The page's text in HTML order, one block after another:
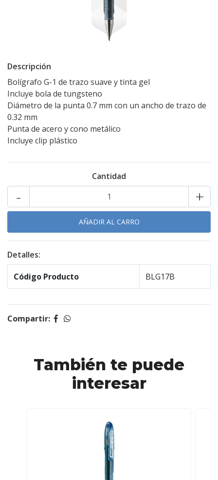
Descripción
Bolígrafo G-1 de trazo suave y tinta gel
Incluye bola de tungsteno
Diámetro de la punta 0.7 mm con un ancho de trazo de
0.32 mm
Punta de acero y cono metálico
Incluye clip plástico
Cantidad
+
-
Detalles:
Código Producto BLG17B
Compartir:
También te puede
interesar